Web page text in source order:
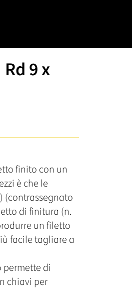
9 x
finito con un
è che le
(contrassegnato
di finitura (n.
un filetto
facile tagliare a
di
chiavi per